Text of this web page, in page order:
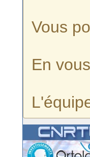
Vous
En